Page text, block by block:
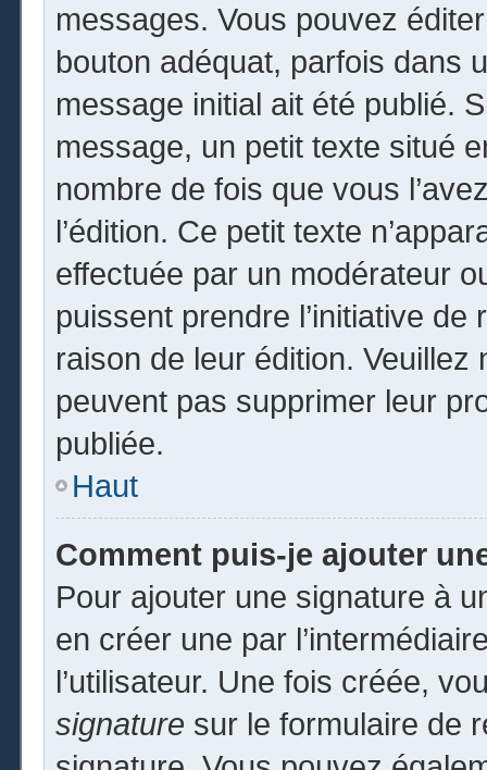
messages. Vous pouvez
bouton adéquat, parfois dans
message initial ait été publié.
message, un petit texte situé
nombre de fois que vous
l’édition. Ce petit texte
effectuée par un modérateur
puissent prendre l’initiative
raison de leur édition.
peuvent pas supprimer leur
publiée.
Haut
Comment puis-je ajouter
Pour ajouter une signature à
en créer une par
l’utilisateur. Une fois créée,
signature sur le formulaire de